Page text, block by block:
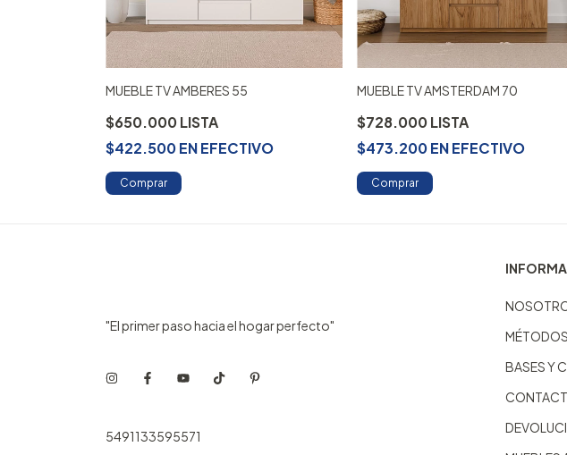
MUEBLE TV AMBERES 55
$650.000
$422.500ENEFECTIVO
Comprar
MUEBLE TV AMSTERDAM 70
$728.000
$473.200ENEFECTIVO
Comprar
"El primer paso hacia el hogar perfecto"
5491133595571
BASES Y